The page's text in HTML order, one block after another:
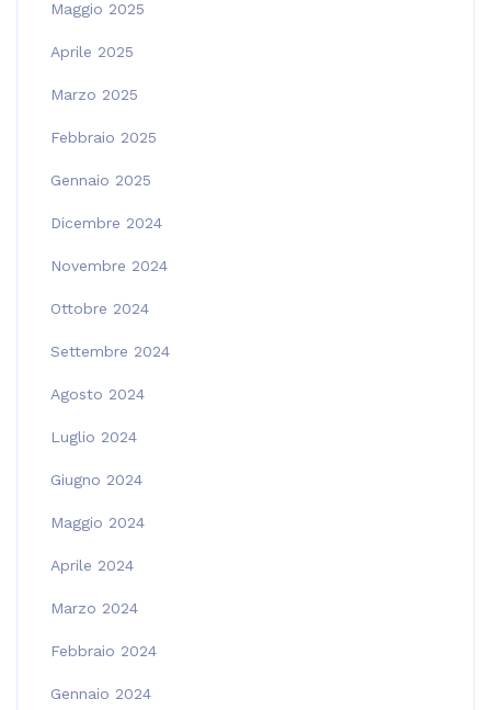
Maggio 2025
Aprile 2025
Marzo 2025
Febbraio 2025
Gennaio 2025
Dicembre 2024
Novembre 2024
Ottobre 2024
Settembre 2024
Agosto 2024
Luglio 2024
Giugno 2024
Maggio 2024
Aprile 2024
Marzo 2024
Febbraio 2024
Gennaio 2024